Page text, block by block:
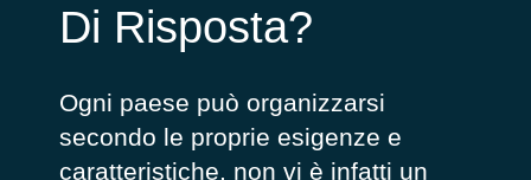
Di Risposta?
Ogni paese può organizzarsi
secondo le proprie esigenze e
caratteristiche, non vi è infatti un